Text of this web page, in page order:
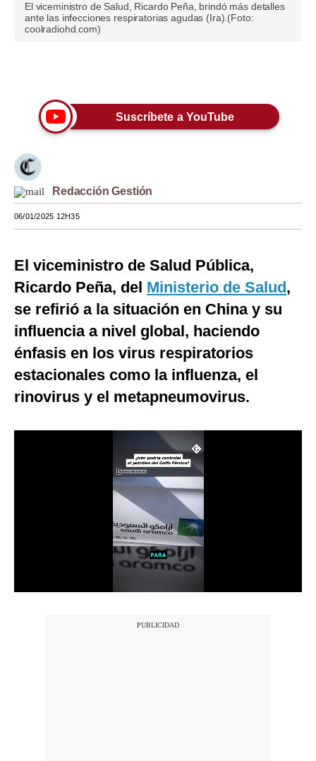
Editorial
Tendencias
Lujo
Viajes
Moda
EEUU
México
España
Internacional
Tecnología
Club del Suscriptor
El viceministro de Salud, Ricardo Peña, brindó más detalles
ante las infecciones respiratorias agudas (Ira).(Foto:
coolradiohd.com)
Suscríbete a YouTube
Redacción Gestión
06/01/2025 12H35
El viceministro de Salud Pública,
Ricardo Peña, del Ministerio de Salud,
se refirió a la situación en China y su
influencia a nivel global, haciendo
énfasis en los virus respiratorios
estacionales como la influenza, el
rinovirus y el metapneumovirus.